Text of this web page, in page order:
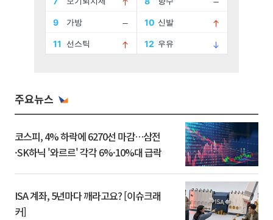
주요뉴스
코스피, 4% 하락에 6270선 마감…삼전
·SK하닉 '와르르' 각각 6%·10%대 급락
ISA 계좌, 5년마다 깨라고요? [이슈크래
커]